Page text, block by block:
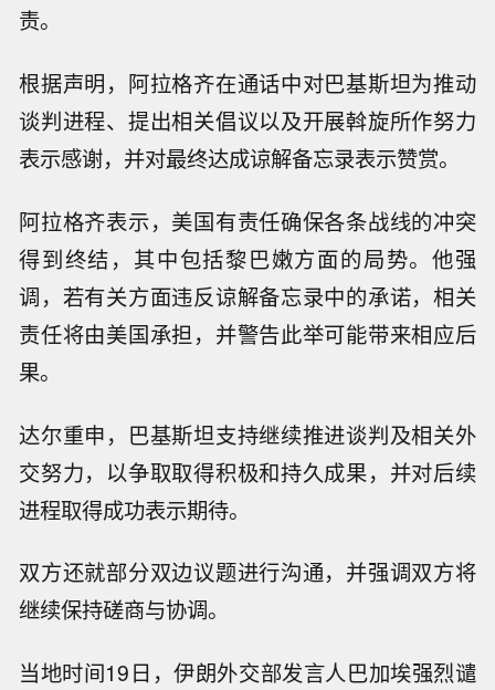
责。
根据声明，阿拉格齐在通话中对巴基斯坦为推动
谈判进程、提出相关倡议以及开展斡旋所作努力
表示感谢，并对最终达成谅解备忘录表示赞赏。
阿拉格齐表示，美国有责任确保各条战线的冲突
得到终结，其中包括黎巴嫩方面的局势。他强
调，若有关方面违反谅解备忘录中的承诺，相关
责任将由美国承担，并警告此举可能带来相应后
果。
达尔重申，巴基斯坦支持继续推进谈判及相关外
交努力，以争取取得积极和持久成果，并对后续
进程取得成功表示期待。
双方还就部分双边议题进行沟通，并强调双方将
继续保持磋商与协调。
当地时间19日，伊朗外交部发言人巴加埃强烈谴